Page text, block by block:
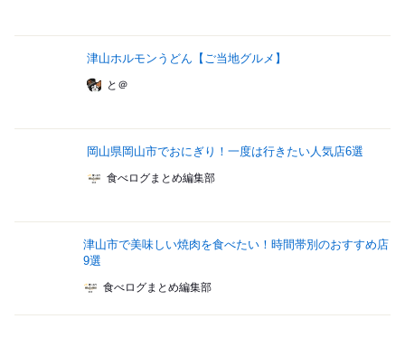
津山ホルモンうどん【ご当地グルメ】
と＠
岡山県岡山市でおにぎり！一度は行きたい人気店6選
食べログまとめ編集部
津山市で美味しい焼肉を食べたい！時間帯別のおすすめ店
9選
食べログまとめ編集部